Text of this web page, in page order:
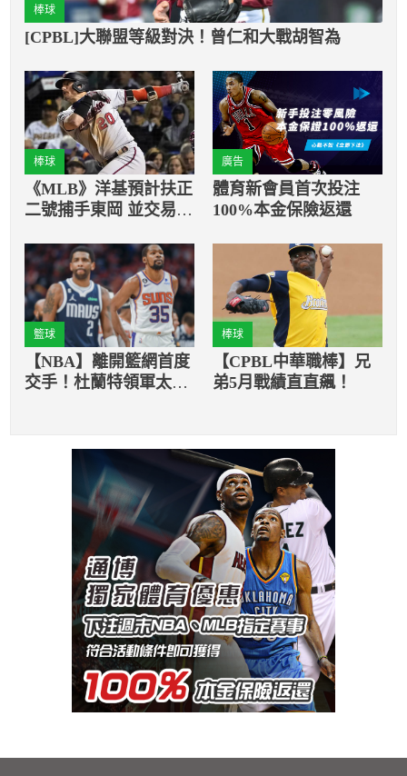
棒球
[CPBL]大聯盟等級對決！曾仁和大戰胡智為
棒球
《MLB》洋基預計扶正
二號捕手東岡 並交易換
廣告
體育新會員首次投注
100%本金保險返還
籃球
【NBA】離開籃網首度
交手！杜蘭特領軍太陽
棒球
【CPBL中華職棒】兄
弟5月戰績直直飆！